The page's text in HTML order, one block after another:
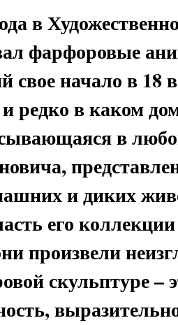
в
фарфоровые
начало в 18
в каком
в
и диких
его
произвели
скульптуре –